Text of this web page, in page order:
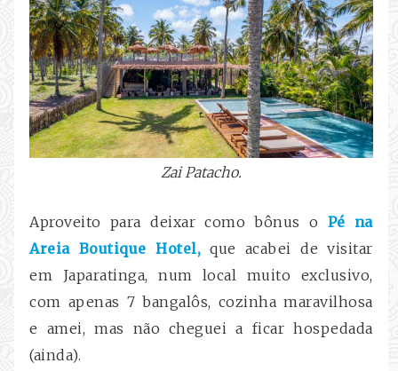
Zai Patacho.
Aproveito para deixar como bônus o Pé na
Areia Boutique Hotel, que acabei de visitar
em Japaratinga, num local muito exclusivo,
com apenas 7 bangalôs, cozinha maravilhosa
e amei, mas não cheguei a ficar hospedada
(ainda).